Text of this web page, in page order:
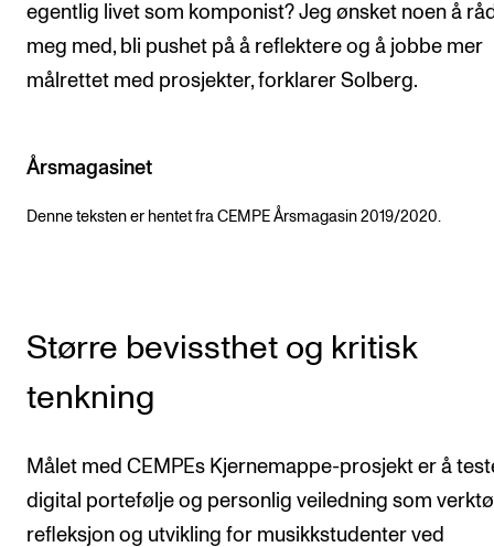
egentlig livet som komponist? Jeg ønsket noen å
meg med, bli pushet på å reflektere og å jobbe mer
målrettet med prosjekter, forklarer Solberg.
Årsmagasinet
Denne teksten er hentet fra CEMPE Årsmagasin 2019/2020.
Større bevissthet og kritisk
tenkning
Målet med CEMPEs Kjernemappe-prosjekt er å
digital portefølje og personlig veiledning som
refleksjon og utvikling for musikkstudenter ved